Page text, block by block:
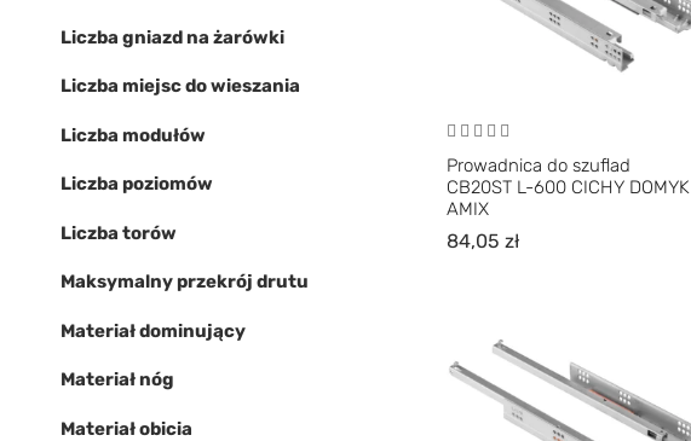
Liczba gniazd na żarówki
Liczba miejsc do wieszania
Liczba modułów
Liczba poziomów
Liczba torów
Maksymalny przekrój drutu
Materiał dominujący
Materiał nóg
Materiał obicia
Prowadnica do szuflad
CB20ST L-600 CICHY DOMYK
AMIX
84,05 zł